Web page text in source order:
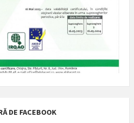
DE FACEBOOK